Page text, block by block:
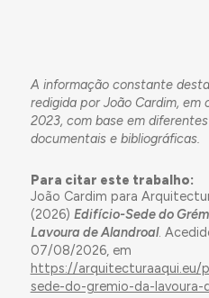
A informação constante
redigida por João Cardim, em
2023, com base em
documentais e bibliográficas.
Para citar este trabalho:
João Cardim para
(2026) Edifício-Sede do
Lavoura de Alandroal.
07/08/2026, em
https://
sede-do-gremio-da-lavoura-